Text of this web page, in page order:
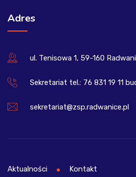
Adres
ul. Tenisowa 1, 59-160
Sekretariat tel.: 76 831 19 11
sekretariat@zsp.radwanice.pl
Aktualności Kontakt